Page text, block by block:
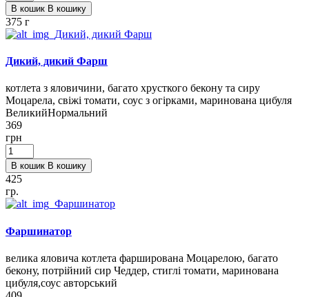
В кошик В кошику
375 г
Дикий, дикий Фарш
котлета з яловичини, багато хрусткого бекону та сиру
Моцарела, свіжі томати, соус з огірками, маринована цибуля
ВеликийНормальний
369
грн
В кошик В кошику
425
гр.
Фаршинатор
велика яловича котлета фарширована Моцарелою, багато
бекону, потрійний сир Чеддер, стиглі томати, маринована
цибуля,соус авторський